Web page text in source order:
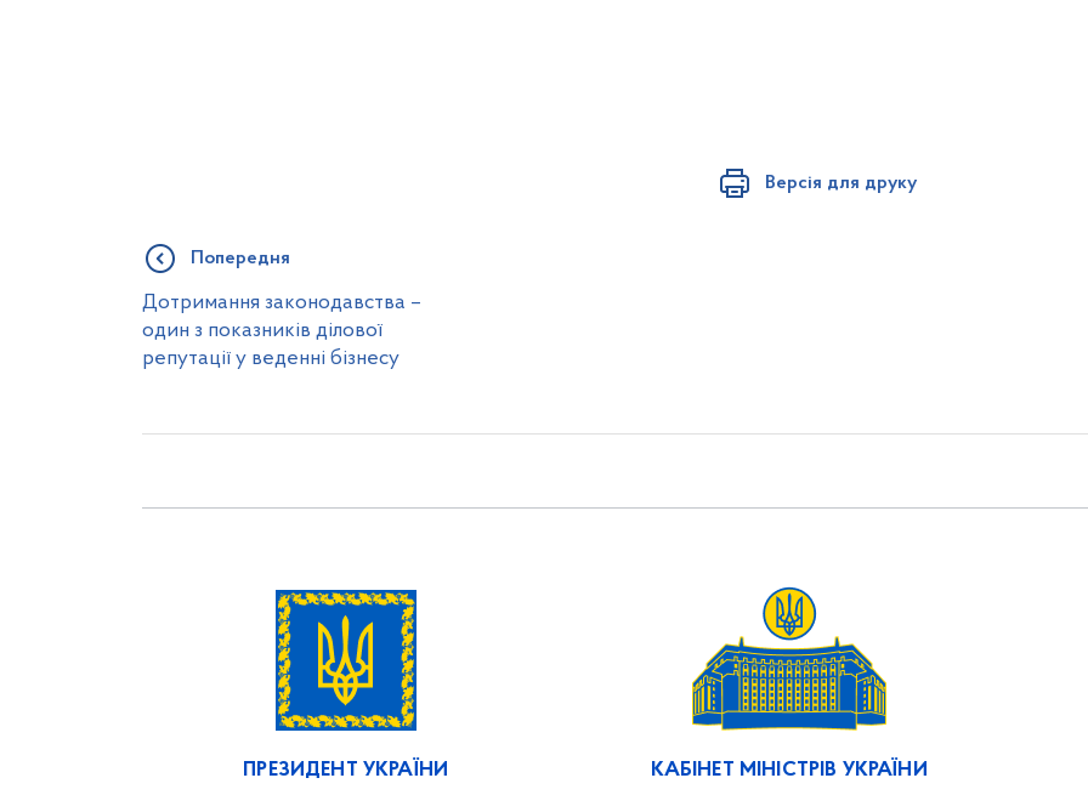
Версія для друку
Попередня
Дотримання законодавства –
один з показників ділової
репутації у веденні бізнесу
ПРЕЗИДЕНТ УКРАЇНИ КАБІНЕТ МІНІСТРІВ УКРАЇНИ